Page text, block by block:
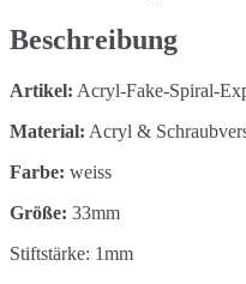
Menge
Beschreibung
Artikel: Acryl-Fake-Spiral-
Material: Acryl &
Farbe: weiss
Größe: 33mm
Stiftstärke: 1mm